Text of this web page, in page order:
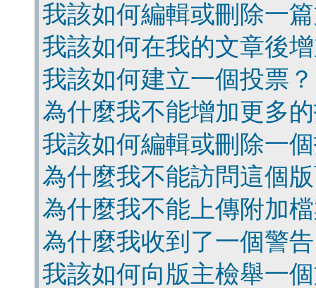
我該如何編輯或刪除一
我該如何在我的文章後
我該如何建立一個投票？
為什麼我不能增加更多
我該如何編輯或刪除一
為什麼我不能訪問這個
為什麼我不能上傳附加
為什麼我收到了一個警
我該如何向版主檢舉一